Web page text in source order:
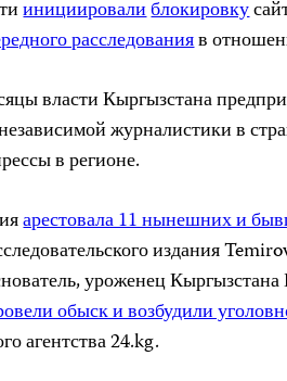
инициировалиблокировку
расследованияв
власти Кыргызстана
журналистики в
в регионе.
арестовала 11 нынешних и
издания
уроженец
обыск и возбудили
агентства 24.kg.